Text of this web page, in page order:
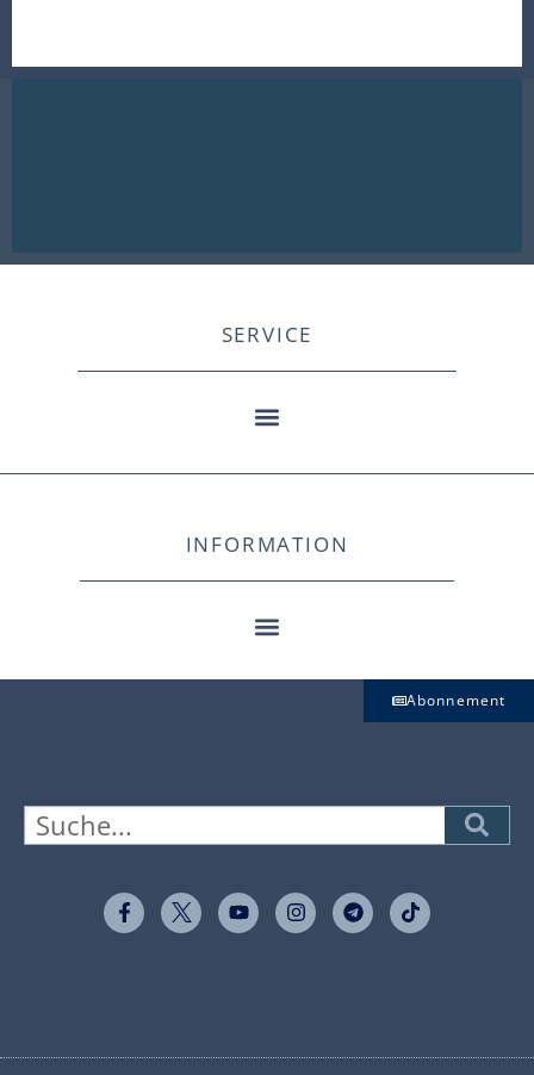
SERVICE
INFORMATION
Abonnement